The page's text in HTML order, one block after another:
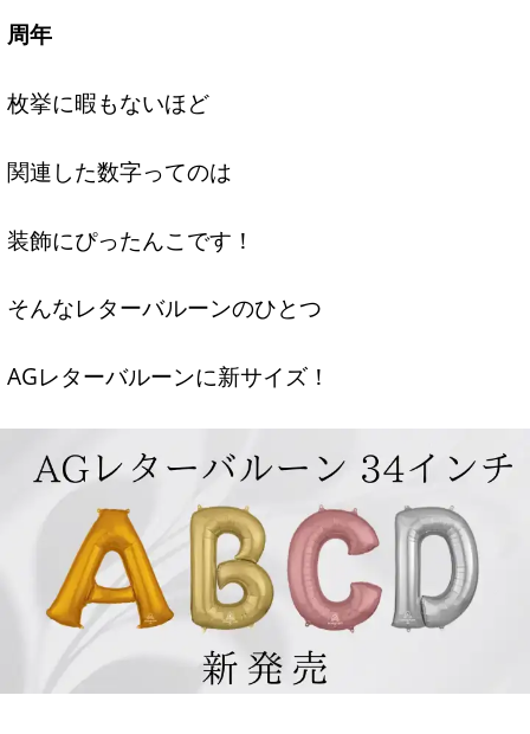
周年
枚挙に暇もないほど
関連した数字ってのは
装飾にぴったんこです！
そんなレターバルーンのひとつ
AGレターバルーンに新サイズ！